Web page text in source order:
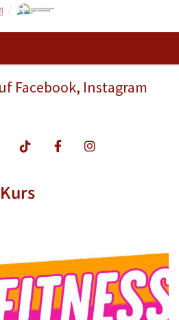
Facebook, Instagram